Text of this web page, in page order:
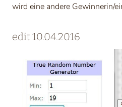
wird eine andere Gewinnerin/
edit 10.04.2016